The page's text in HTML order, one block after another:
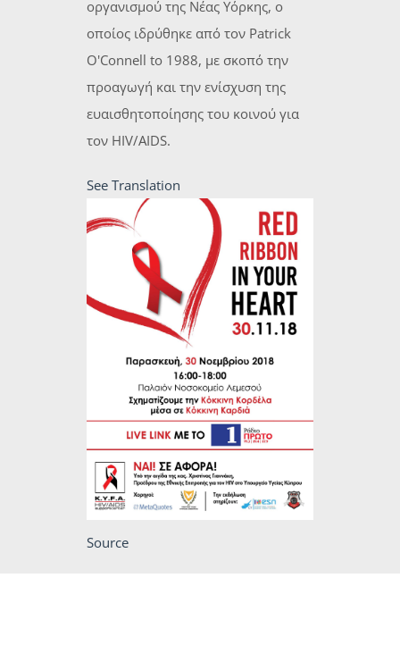
οργανισμού της Νέας Υόρκης, ο
οποίος ιδρύθηκε από τον Patrick
O'Connell to 1988, με σκοπό την
προαγωγή και την ενίσχυση της
ευαισθητοποίησης του κοινού για
τον HIV/AIDS.
See Translation
Source